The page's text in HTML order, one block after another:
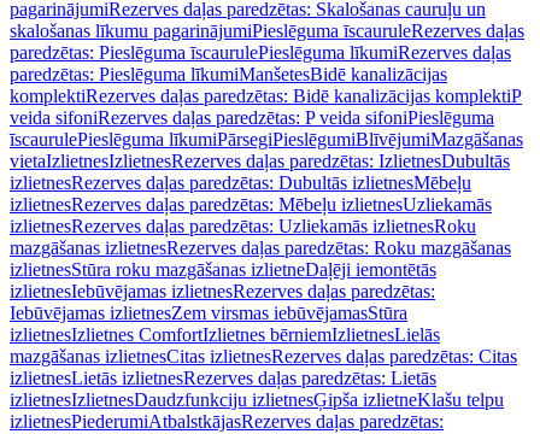
pagarinājumiRezerves daļas paredzētas: Skalošanas cauruļu un
skalošanas līkumu pagarinājumiPieslēguma īscauruleRezerves daļas
paredzētas: Pieslēguma īscaurulePieslēguma līkumiRezerves daļas
paredzētas: Pieslēguma līkumiManšetesBidē kanalizācijas
komplektiRezerves daļas paredzētas: Bidē kanalizācijas komplektiP
veida sifoniRezerves daļas paredzētas: P veida sifoniPieslēguma
īscaurulePieslēguma līkumiPārsegiPieslēgumiBlīvējumiMazgāšanas
vietaIzlietnesIzlietnesRezerves daļas paredzētas: IzlietnesDubultās
izlietnesRezerves daļas paredzētas: Dubultās izlietnesMēbeļu
izlietnesRezerves daļas paredzētas: Mēbeļu izlietnesUzliekamās
izlietnesRezerves daļas paredzētas: Uzliekamās izlietnesRoku
mazgāšanas izlietnesRezerves daļas paredzētas: Roku mazgāšanas
izlietnesStūra roku mazgāšanas izlietneDaļēji iemontētās
izlietnesIebūvējamas izlietnesRezerves daļas paredzētas:
Iebūvējamas izlietnesZem virsmas iebūvējamasStūra
izlietnesIzlietnes ComfortIzlietnes bērniemIzlietnesLielās
mazgāšanas izlietnesCitas izlietnesRezerves daļas paredzētas: Citas
izlietnesLietās izlietnesRezerves daļas paredzētas: Lietās
izlietnesIzlietnesDaudzfunkciju izlietnesĢipša izlietneKlašu telpu
izlietnesPiederumiAtbalstkājasRezerves daļas paredzētas: